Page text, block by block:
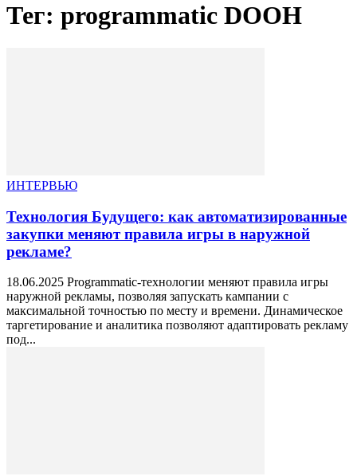
Тег: programmatic DOOH
ИНТЕРВЬЮ
Технология Будущего: как автоматизированные
закупки меняют правила игры в наружной
рекламе?
18.06.2025 Programmatic-технологии меняют правила игры
наружной рекламы, позволяя запускать кампании с
максимальной точностью по месту и времени. Динамическое
таргетирование и аналитика позволяют адаптировать рекламу
под...